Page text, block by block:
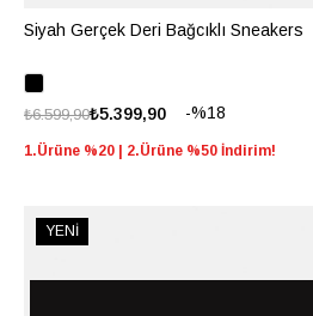
Siyah Gerçek Deri Bağcıklı Sneakers
%18
₺5.399,90
₺6.599,90
1.Ürüne %20 | 2.Ürüne %50 İndirim!
YENİ